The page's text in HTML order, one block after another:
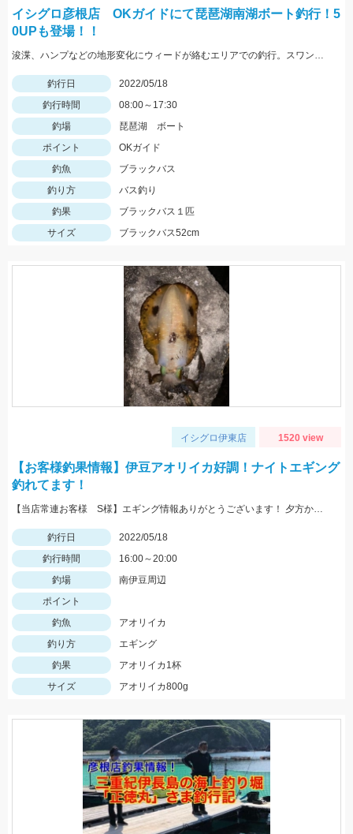
イシグロ彦根店 OKガイドにて琵琶湖南湖ボート釣行！5
0UPも登場！！
浚渫、ハンプなどの地形変化にウィードが絡むエリアでの釣行。スワンプクローラーでの釣果でした。
釣行日
2022/05/18
釣行時間
08:00～17:30
釣場
琵琶湖 ボート
ポイント
OKガイド
釣魚
ブラックバス
釣り方
バス釣り
釣果
ブラックバス１匹
サイズ
ブラックバス52cm
イシグロ伊東店 1520 view
【お客様釣果情報】伊豆アオリイカ好調！ナイトエギング
釣れてます！
【当店常連お客様 S様】エギング情報ありがとうございます！ 夕方から夜にかけての時間帯で800ｇサイズゲット！
釣行日
2022/05/18
釣行時間
16:00～20:00
釣場
南伊豆周辺
ポイント
釣魚
アオリイカ
釣り方
エギング
釣果
アオリイカ1杯
サイズ
アオリイカ800g